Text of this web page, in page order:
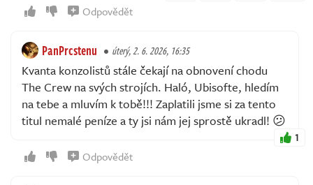
Odpovědět
PanPrcstenu úterý, 2. 6. 2026, 16:35
Kvanta konzolistů stále čekají na obnovení chodu
The Crew na svých strojích. Haló, Ubisofte, hledím
na tebe a mluvím k tobě!!! Zaplatili jsme si za tento
titul nemalé peníze a ty jsi nám jej sprostě ukradl! 😕
1
Odpovědět